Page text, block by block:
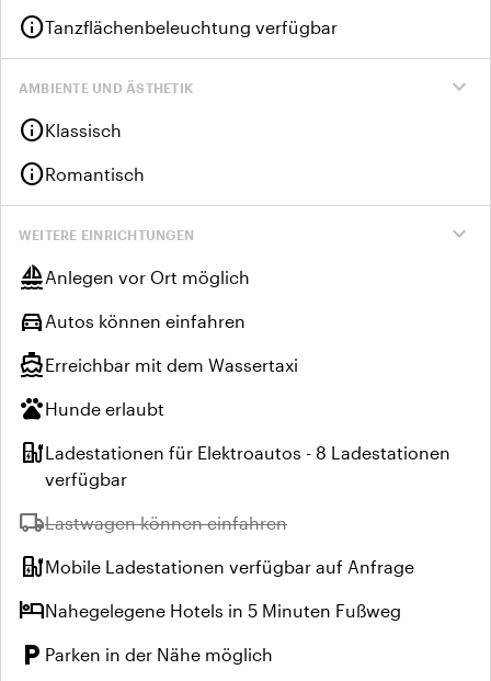
infoTanzflächenbeleuchtung verfügbar
expand_more
AMBIENTE UND ÄSTHETIK
infoKlassisch
infoRomantisch
expand_more
WEITERE EINRICHTUNGEN
sailingAnlegen vor Ort möglich
directions_car Autos können einfahren
directions_boatErreichbar mit dem Wassertaxi
petsHunde erlaubt
ev_stationLadestationen für Elektroautos - 8 Ladestationen
verfügbar
local_shippingNicht verfügbar:
Lastwagen können einfahren
ev_stationMobile Ladestationen verfügbar auf Anfrage
hotelNahegelegene Hotels in 5 Minuten Fußweg
local_parking Parken in der Nähe möglich